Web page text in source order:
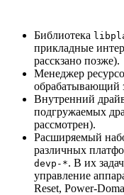
Библиотека
прикладные
расскзано позже).
Менеджер
обрабатывающий
Внутренний
подгружаемых
рассмотрен).
Расширяемый
различных
devp-*. В их
управление
Reset, Power-